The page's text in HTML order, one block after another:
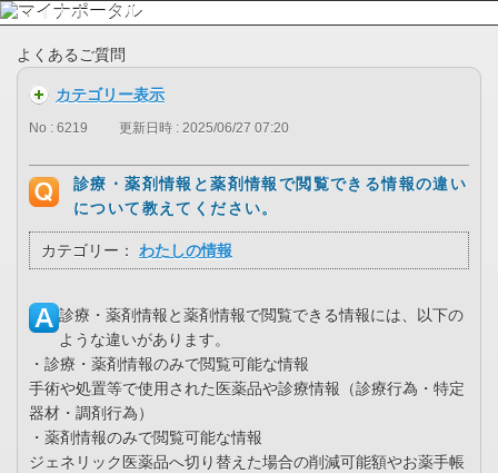
よくあるご質問
カテゴリー表示
No : 6219 更新日時 : 2025/06/27 07:20
診療・薬剤情報と薬剤情報で閲覧できる情報の違い
について教えてください。
カテゴリー： わたしの情報
診療・薬剤情報と薬剤情報で閲覧できる情報には、以下の
ような違いがあります。
・診療・薬剤情報のみで閲覧可能な情報
手術や処置等で使用された医薬品や診療情報（診療行為・特定
器材・調剤行為）
・薬剤情報のみで閲覧可能な情報
ジェネリック医薬品へ切り替えた場合の削減可能額やお薬手帳